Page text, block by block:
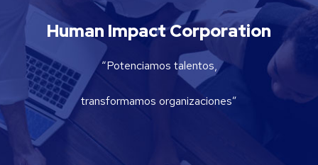
Human Impact Corporation
“Potenciamos talentos,
transformamos organizaciones”